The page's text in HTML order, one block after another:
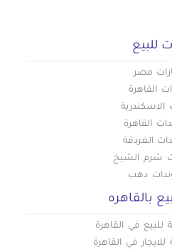
للبيع
مصر
القاهرة
الاسكندرية
القاهرة
الغردقة
شرم الشيخ
دهب
بالقاهره
في القاهرة
في القاهرة